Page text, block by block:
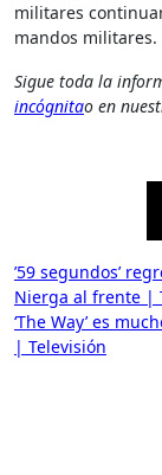
militares
mandos militares.
Sigue toda la
incógnitao en
de
entradas
’59 segundos’
Nierga al frente |
‘The Way’ es
| Televisión